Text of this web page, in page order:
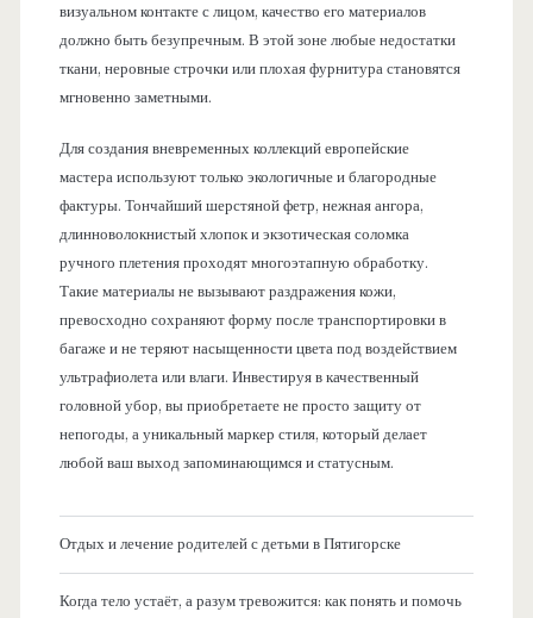
визуальном контакте с лицом, качество его материалов
должно быть безупречным. В этой зоне любые недостатки
ткани, неровные строчки или плохая фурнитура становятся
мгновенно заметными.
Для создания вневременных коллекций европейские
мастера используют только экологичные и благородные
фактуры. Тончайший шерстяной фетр, нежная ангора,
длинноволокнистый хлопок и экзотическая соломка
ручного плетения проходят многоэтапную обработку.
Такие материалы не вызывают раздражения кожи,
превосходно сохраняют форму после транспортировки в
багаже и не теряют насыщенности цвета под воздействием
ультрафиолета или влаги. Инвестируя в качественный
головной убор, вы приобретаете не просто защиту от
непогоды, а уникальный маркер стиля, который делает
любой ваш выход запоминающимся и статусным.
Отдых и лечение родителей с детьми в Пятигорске
Когда тело устаёт, а разум тревожится: как понять и помочь